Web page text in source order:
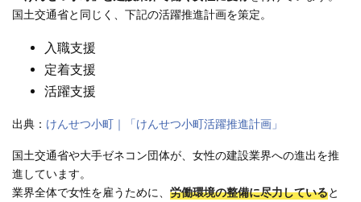
国土交通省と同じく、下記の活躍推進計画を策定。
入職支援
定着支援
活躍支援
出典： けんせつ小町｜「けんせつ小町活躍推進計画」
国土交通省や大手ゼネコン団体が、女性の建設業界への進出を推
進しています。
業界全体で女性を雇うために、 労働環境の整備に尽力していると